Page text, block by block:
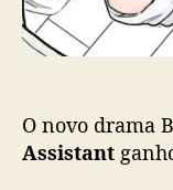
O novo drama
Assistant